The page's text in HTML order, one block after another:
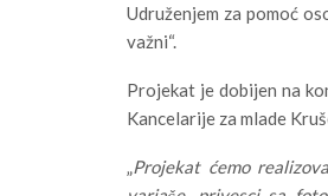
Udruženjem za pomoć
važni“.
Projekat je dobijen na
Kancelarije za mlade
„Projekat ćemo